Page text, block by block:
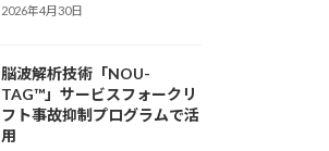
2026年4月30日
脳波解析技術「NOU-
TAG™」サービスフォークリ
フト事故抑制プログラムで活
用